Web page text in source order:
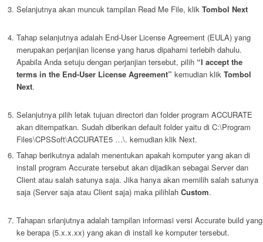
Selanjutnya akan muncuk tampilan Read Me File, klik Tombol Next
Tahap selanjutnya adalah End-User License Agreement (EULA) yang
merupakan perjanjian license yang harus dipahami terlebih dahulu.
Apabila Anda setuju dengan perjanjian tersebut, pilih “I accept the
terms in the End-User License Agreement” kemudian klik Tombol
Next.
Selanjutnya pilih letak tujuan directori dan folder program ACCURATE
akan ditempatkan. Sudah diberikan default folder yaitu di C:\Program
Files\CPSSoft\ACCURATE5 …\. kemudian klik Next.
Tahap berikutnya adalah menentukan apakah komputer yang akan di
install program Accurate tersebut akan dijadikan sebagai Server dan
Client atau salah satunya saja. Jika hanya akan memilih salah satunya
saja (Server saja atau Client saja) maka pilihlah Custom.
Tahapan srlanjutnya adalah tampilan informasi versi Accurate build yang
ke berapa (5.x.x.xx) yang akan di install ke komputer tersebut.